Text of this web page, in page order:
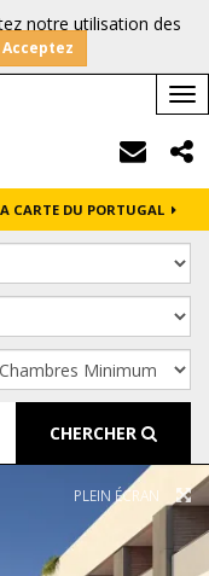
notre utilisation des
Acceptez
CARTE DU PORTUGAL
CHERCHER
PLEIN ÉCRAN